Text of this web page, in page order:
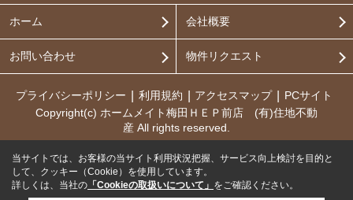
ホーム 会社概要
お問い合わせ 物件リクエスト
プライバシーポリシー 利用規約 アクセスマップ
PCサイト
Copyright(c) ホームメイト梅田ＨＥＰ前店 (有)住地不動
産 All rights reserved.
当サイトでは、お客様の当サイト利用状況把握、サービス向上検討を目的と
して、クッキー（Cookie）を使用しています。
詳しくは、当社の 「Cookieの取扱いについて」 をご確認ください。